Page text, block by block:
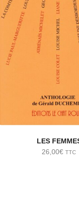
LES
26,00€ TTC